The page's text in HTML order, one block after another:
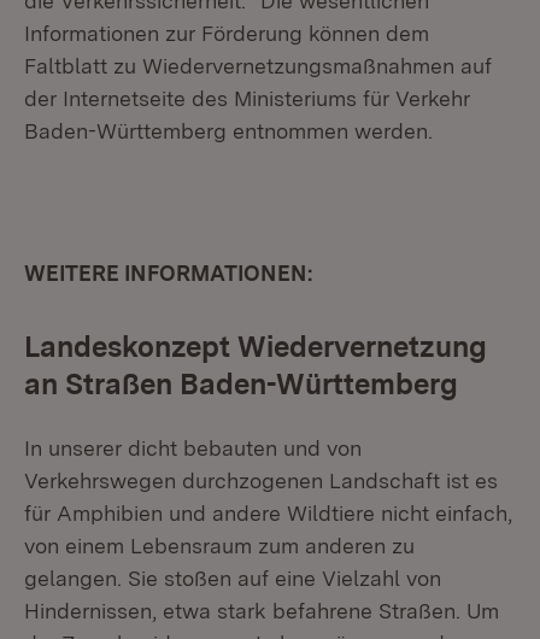
Informationen zur Förderung können dem
Faltblatt zu Wiedervernetzungsmaßnahmen auf
der Internetseite des Ministeriums für Verkehr
Baden-Württemberg entnommen werden.
WEITERE INFORMATIONEN:
Landeskonzept Wiedervernetzung
an Straßen Baden-Württemberg
In unserer dicht bebauten und von
Verkehrswegen durchzogenen Landschaft ist es
für Amphibien und andere Wildtiere nicht einfach,
von einem Lebensraum zum anderen zu
gelangen. Sie stoßen auf eine Vielzahl von
Hindernissen, etwa stark befahrene Straßen. Um